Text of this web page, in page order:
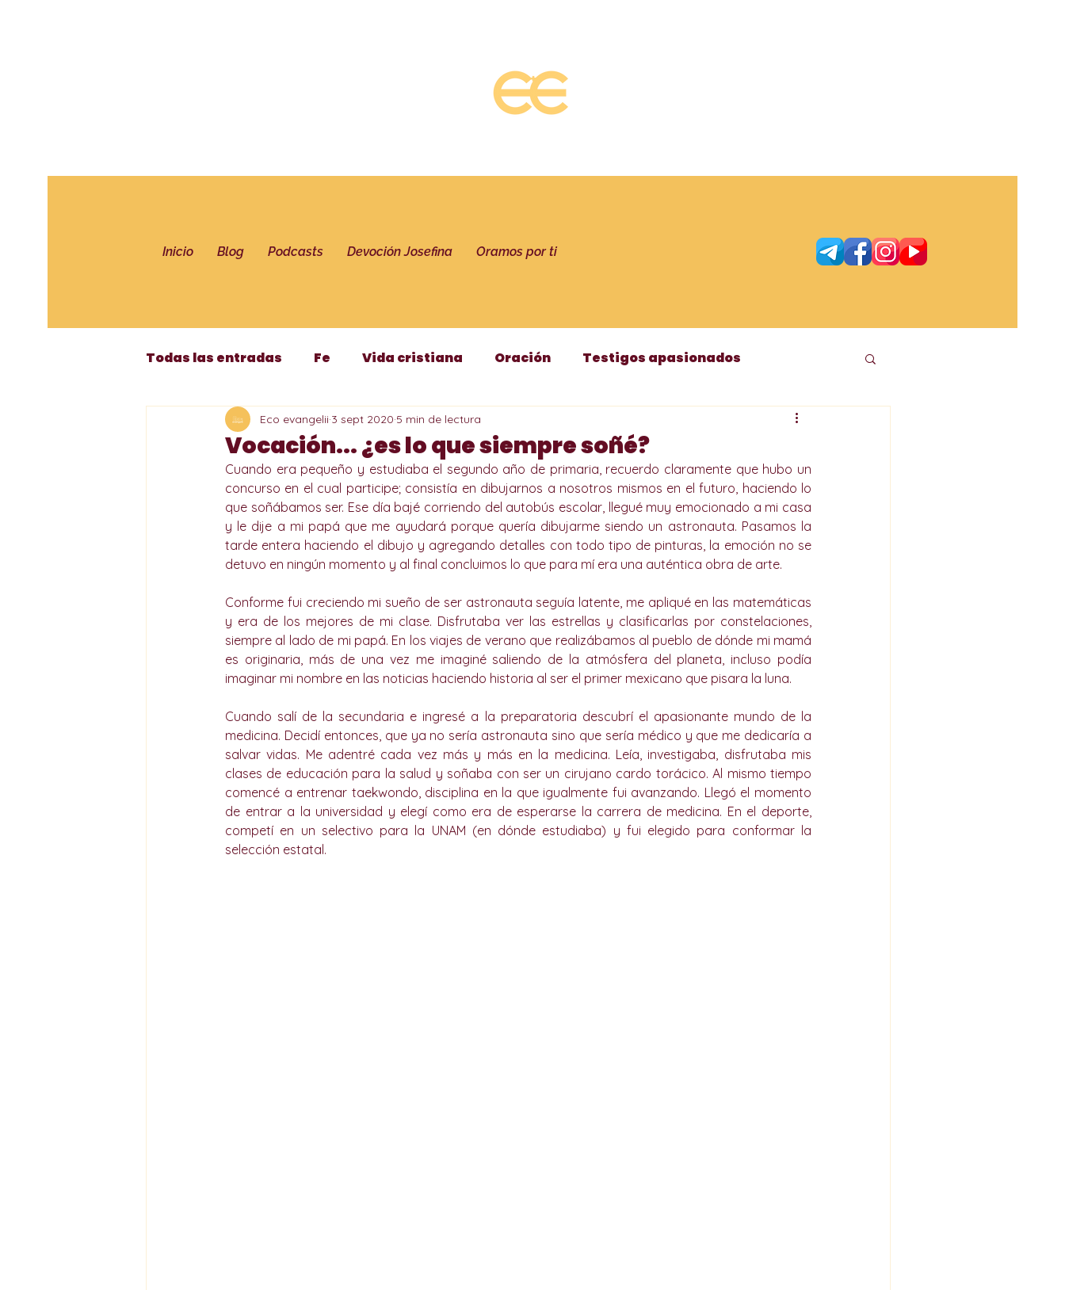
Inicio Blog Podcasts Devoción Josefina Oramos por ti
Todas las entradas Fe Vida cristiana Oración Testigos apasionados
Catecismo Cuaresma y Semana Santa Arte y cultura
Santísima Virgen María Santos Motivación Identidad e idoneidad San José
Formación Adviento y Navidad Soltería Noviazgo Liturgia Devoción
Vocación... ¿es lo que siempre soñé?
Eco evangelii 3 sept 2020 5 min de lectura
Cuando era pequeño y estudiaba el segundo año de primaria, recuerdo claramente que hubo un
concurso en el cual participe; consistía en dibujarnos a nosotros mismos en el futuro, haciendo lo
que soñábamos ser. Ese día bajé corriendo del autobús escolar, llegué muy emocionado a mi casa
y le dije a mi papá que me ayudará porque quería dibujarme siendo un astronauta. Pasamos la
tarde entera haciendo el dibujo y agregando detalles con todo tipo de pinturas, la emoción no se
detuvo en ningún momento y al final concluimos lo que para mí era una auténtica obra de arte.
Conforme fui creciendo mi sueño de ser astronauta seguía latente, me apliqué en las matemáticas
y era de los mejores de mi clase. Disfrutaba ver las estrellas y clasificarlas por constelaciones,
siempre al lado de mi papá. En los viajes de verano que realizábamos al pueblo de dónde mi mamá
es originaria, más de una vez me imaginé saliendo de la atmósfera del planeta, incluso podía
imaginar mi nombre en las noticias haciendo historia al ser el primer mexicano que pisara la luna.
Cuando salí de la secundaria e ingresé a la preparatoria descubrí el apasionante mundo de la
medicina. Decidí entonces, que ya no sería astronauta sino que sería médico y que me dedicaría a
salvar vidas. Me adentré cada vez más y más en la medicina. Leía, investigaba, disfrutaba mis
clases de educación para la salud y soñaba con ser un cirujano cardo torácico. Al mismo tiempo
comencé a entrenar taekwondo, disciplina en la que igualmente fui avanzando. Llegó el momento
de entrar a la universidad y elegí como era de esperarse la carrera de medicina. En el deporte,
competí en un selectivo para la UNAM (en dónde estudiaba) y fui elegido para conformar la
selección estatal.